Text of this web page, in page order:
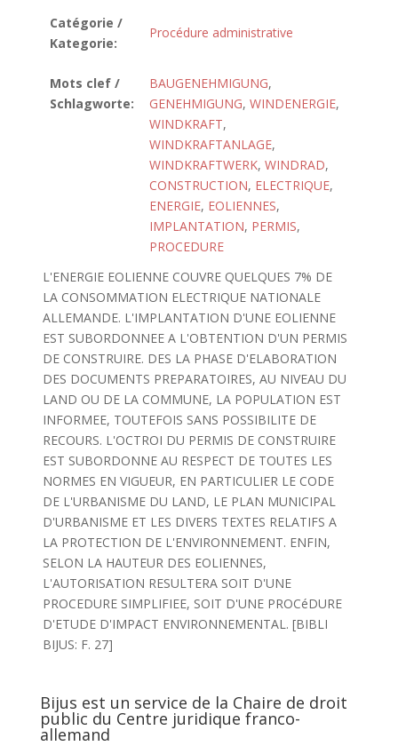
Catégorie /
Kategorie:
Procédure administrative
Mots clef /
Schlagworte:
BAUGENEHMIGUNG,
GENEHMIGUNG, WINDENERGIE,
WINDKRAFT,
WINDKRAFTANLAGE,
WINDKRAFTWERK, WINDRAD,
CONSTRUCTION, ELECTRIQUE,
ENERGIE, EOLIENNES,
IMPLANTATION, PERMIS,
PROCEDURE
L'ENERGIE EOLIENNE COUVRE QUELQUES 7% DE
LA CONSOMMATION ELECTRIQUE NATIONALE
ALLEMANDE. L'IMPLANTATION D'UNE EOLIENNE
EST SUBORDONNEE A L'OBTENTION D'UN PERMIS
DE CONSTRUIRE. DES LA PHASE D'ELABORATION
DES DOCUMENTS PREPARATOIRES, AU NIVEAU DU
LAND OU DE LA COMMUNE, LA POPULATION EST
INFORMEE, TOUTEFOIS SANS POSSIBILITE DE
RECOURS. L'OCTROI DU PERMIS DE CONSTRUIRE
EST SUBORDONNE AU RESPECT DE TOUTES LES
NORMES EN VIGUEUR, EN PARTICULIER LE CODE
DE L'URBANISME DU LAND, LE PLAN MUNICIPAL
D'URBANISME ET LES DIVERS TEXTES RELATIFS A
LA PROTECTION DE L'ENVIRONNEMENT. ENFIN,
SELON LA HAUTEUR DES EOLIENNES,
L'AUTORISATION RESULTERA SOIT D'UNE
PROCEDURE SIMPLIFIEE, SOIT D'UNE PROCéDURE
D'ETUDE D'IMPACT ENVIRONNEMENTAL. [BIBLI
BIJUS: F. 27]
Bijus est un service de la Chaire de droit
public du Centre juridique franco-
allemand